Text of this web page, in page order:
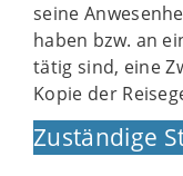
seine
haben bzw. an
tätig sind, eine
Kopie der
Zuständige